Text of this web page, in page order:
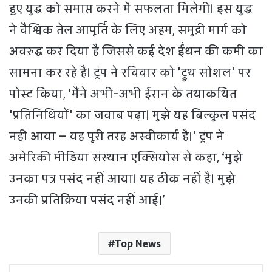
हुए युद्ध को समाप्त करने में सफलता मिलेगी। इस युद्ध
ने वैश्विक तेल आपूर्ति के लिए अहम, समुद्री मार्ग को
अवरुद्ध कर दिया है जिससे कई देश ईंधन की कमी का
सामना कर रहे हैं। ट्रंप ने रविवार को 'ट्रुथ सोशल' पर
पोस्ट किया, 'मैंने अभी-अभी ईरान के तथाकथित
'प्रतिनिधियों' का जवाब पढ़ा। मुझे यह बिल्कुल पसंद
नहीं आया – यह पूरी तरह अस्वीकार्य है।' ट्रंप ने
अमेरिकी मीडिया संस्थान एक्सियोस से कहा, ‘मुझे
उनका पत्र पसंद नहीं आया। यह ठीक नहीं है। मुझे
उनकी प्रतिक्रिया पसंद नहीं आई।’
Top News